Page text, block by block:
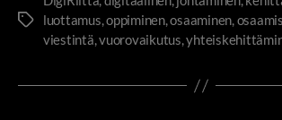
luottamus,oppiminen,osaaminen,
viestintä,vuorovaikutus,